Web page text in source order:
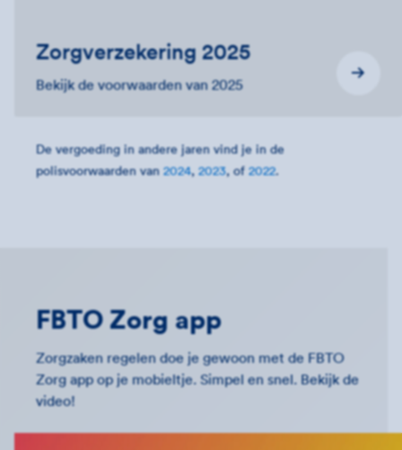
Zorgverzekering 2025
Bekijk de voorwaarden van 2025
De vergoeding in andere jaren vind je in de
polisvoorwaarden van2024,2023, of2022.
FBTO Zorg app
Zorgzaken regelen doe je gewoon met de FBTO
Zorg app op je mobieltje. Simpel en snel. Bekijk de
video!